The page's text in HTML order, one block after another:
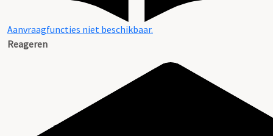
Aanvraagfuncties niet beschikbaar.
Reageren